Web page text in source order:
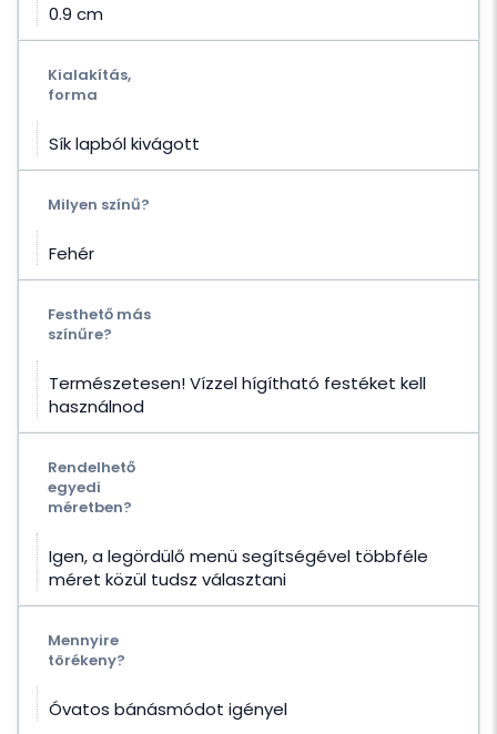
0.9 cm
Kialakítás,
forma
Sík lapból kivágott
Milyen színű?
Fehér
Festhető más
színűre?
Természetesen! Vízzel hígítható festéket kell
használnod
Rendelhető
egyedi
méretben?
Igen, a legördülő menü segítségével többféle
méret közül tudsz választani
Mennyire
törékeny?
Óvatos bánásmódot igényel